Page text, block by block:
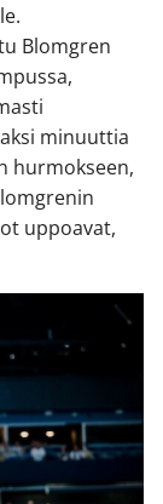
Blomgren
minuuttia
hurmokseen,
uppoavat,